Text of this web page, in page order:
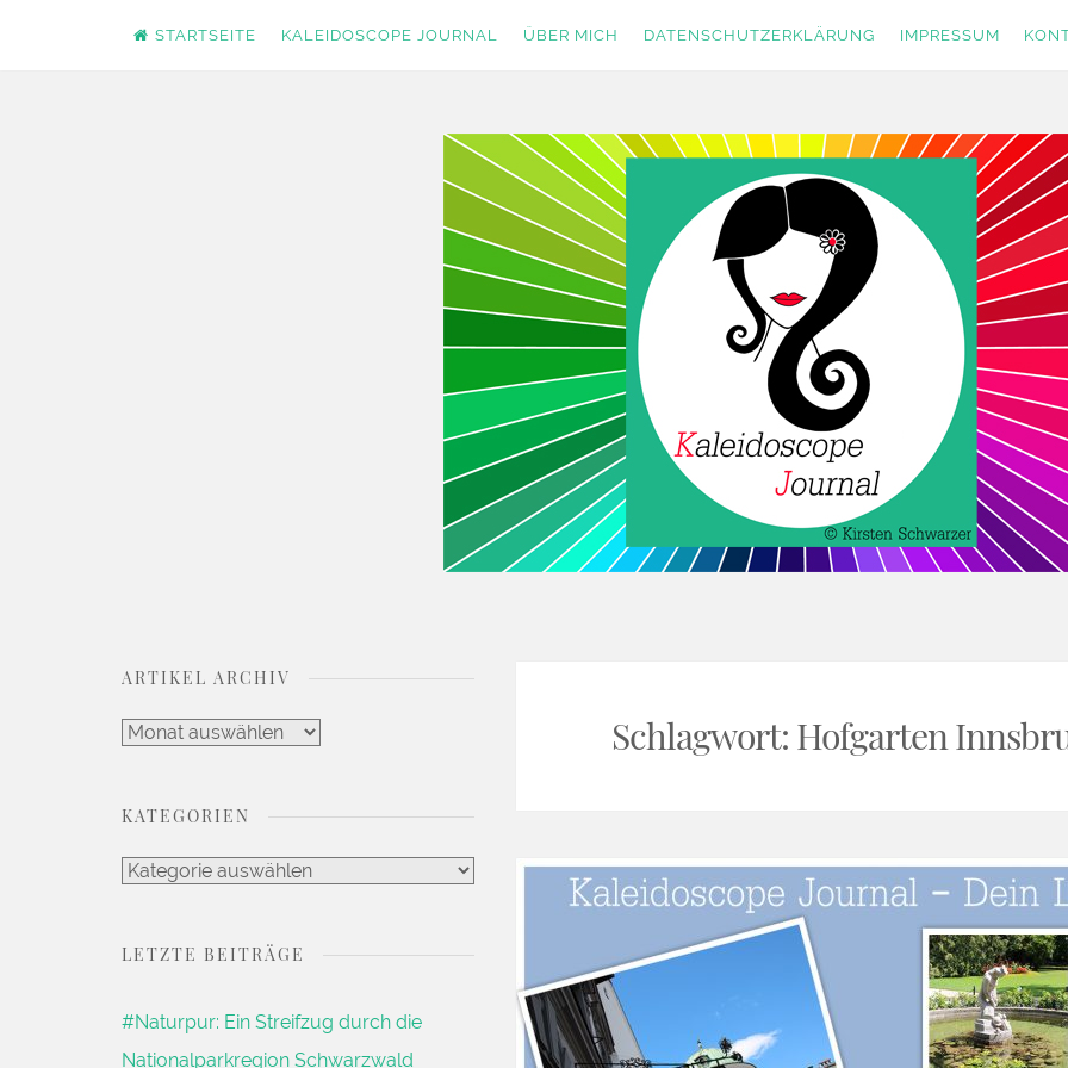
STARTSEITE KALEIDOSCOPE JOURNAL ÜBER MICH DATENSCHUTZERKLÄRUNG IMPRESSUM
Schlagwort: Hofgarten
ARTIKEL ARCHIV
Artikel
KATEGORIEN
Kategorien
LETZTE BEITRÄGE
#Naturpur: Ein Streifzug durch die
Nationalparkregion Schwarzwald